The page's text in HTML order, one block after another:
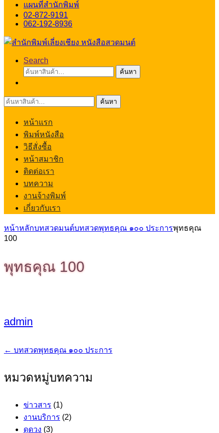
แผนที่สำนักพิมพ์
02-872-9191
062-192-8936
Search
ค้นหา:
ค้นหา
ค้นหา: ค้นหา
หน้าแรก
พิมพ์หนังสือ
วิธีสั่งซื้อ
หน้าสมาชิก
ติดต่อเรา
บทความ
งานจ้างพิมพ์
เกี่ยวกับเรา
หน้าหลักบทสวดมนต์บทสวดพุทธคุณ ๑๐๐ ประการพุทธคุณ
100
พุทธคุณ 100
admin
แนะแนว
เรื่อง
← บทสวดพุทธคุณ ๑๐๐ ประการ
หมวดหมู่บทความ
ข่าวสาร (1)
งานบริการ (2)
ดูดวง (3)